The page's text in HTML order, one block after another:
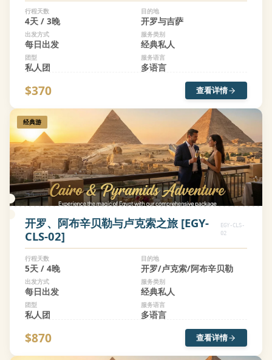
行程天数
4天 / 3晚
目的地
开罗与吉萨
出发方式
每日出发
服务类别
经典私人
团型
私人团
服务语言
多语言
$370 查看详情
经典游
开罗、阿布辛贝勒与卢克索之旅 [EGY-
CLS-02]
EGY-CLS-
02
行程天数
5天 / 4晚
目的地
开罗/卢克索/阿布辛贝勒
出发方式
每日出发
服务类别
经典私人
团型
私人团
服务语言
多语言
$870 查看详情